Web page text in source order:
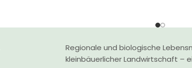
Regionale und biologische
kleinbäuerlicher Landwirtschaft –